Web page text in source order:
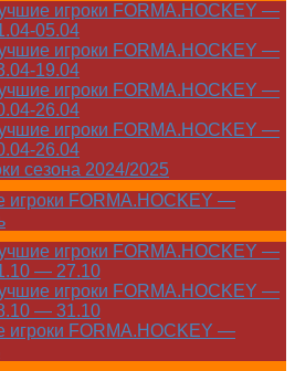
игроки FORMA.HOCKEY —
05.04
игроки FORMA.HOCKEY —
19.04
игроки FORMA.HOCKEY —
26.04
игроки FORMA.HOCKEY —
26.04
сезона 2024/2025
игроки FORMA.HOCKEY —
игроки FORMA.HOCKEY —
— 27.10
игроки FORMA.HOCKEY —
— 31.10
игроки FORMA.HOCKEY —